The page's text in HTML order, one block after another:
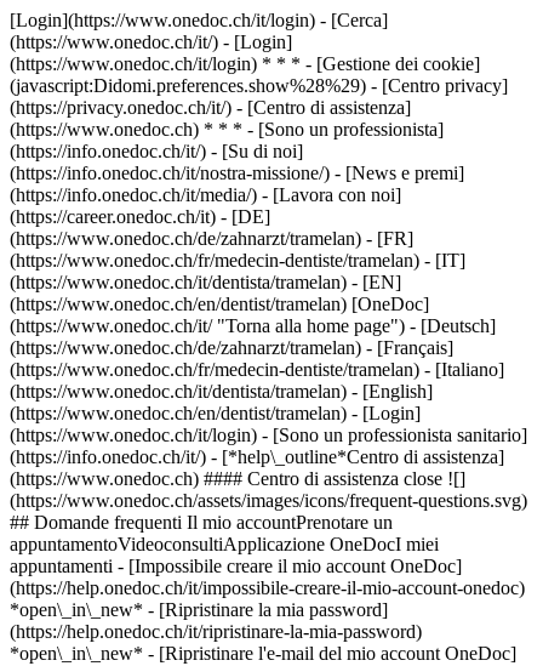
[Login](https://www.onedoc.ch/it/login) - [Cerca]
(https://www.onedoc.ch/it/) - [Login]
(https://www.onedoc.ch/it/login) * * * - [Gestione dei cookie]
(javascript:Didomi.preferences.show%28%29) - [Centro privacy]
(https://privacy.onedoc.ch/it/) - [Centro di assistenza]
(https://www.onedoc.ch) * * * - [Sono un professionista]
(https://info.onedoc.ch/it/) - [Su di noi]
(https://info.onedoc.ch/it/nostra-missione/) - [News e premi]
(https://info.onedoc.ch/it/media/) - [Lavora con noi]
(https://career.onedoc.ch/it) - [DE]
(https://www.onedoc.ch/de/zahnarzt/tramelan) - [FR]
(https://www.onedoc.ch/fr/medecin-dentiste/tramelan) - [IT]
(https://www.onedoc.ch/it/dentista/tramelan) - [EN]
(https://www.onedoc.ch/en/dentist/tramelan) [OneDoc]
(https://www.onedoc.ch/it/ "Torna alla home page") - [Deutsch]
(https://www.onedoc.ch/de/zahnarzt/tramelan) - [Français]
(https://www.onedoc.ch/fr/medecin-dentiste/tramelan) - [Italiano]
(https://www.onedoc.ch/it/dentista/tramelan) - [English]
(https://www.onedoc.ch/en/dentist/tramelan) - [Login]
(https://www.onedoc.ch/it/login) - [Sono un professionista sanitario]
(https://info.onedoc.ch/it/) - [*help\_outline*Centro di assistenza]
(https://www.onedoc.ch) #### Centro di assistenza close ![]
(https://www.onedoc.ch/assets/images/icons/frequent-questions.svg)
## Domande frequenti Il mio accountPrenotare un
appuntamentoVideoconsultiApplicazione OneDocI miei
appuntamenti - [Impossibile creare il mio account OneDoc]
(https://help.onedoc.ch/it/impossibile-creare-il-mio-account-onedoc)
*open\_in\_new* - [Ripristinare la mia password]
(https://help.onedoc.ch/it/ripristinare-la-mia-password)
*open\_in\_new* - [Ripristinare l'e-mail del mio account OneDoc]